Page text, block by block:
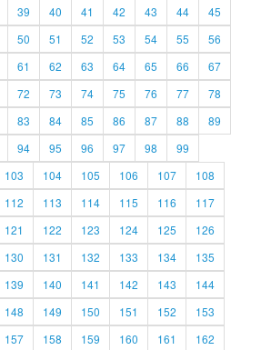
39 40 41 42 43 44
45
50 51 52 53 54 55
56
61 62 63 64 65 66
67
72 73 74 75 76 77
78
83 84 85 86 87 88
89
94 95 96 97 98
99
103 104 105 106 107
108
112 113 114 115 116
117
121 122 123 124 125
126
130 131 132 133 134
135
139 140 141 142 143
144
148 149 150 151 152
153
157 158 159 160 161
162